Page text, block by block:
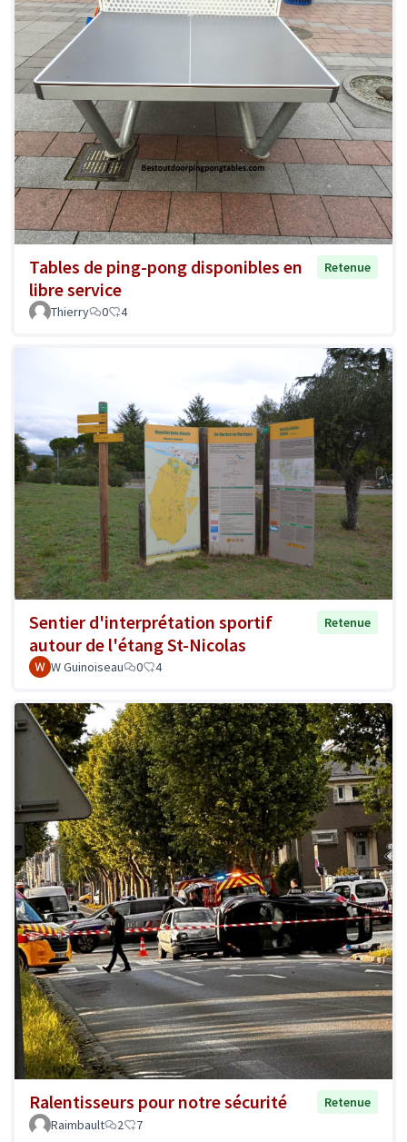
Tables de ping-pong disponibles en
libre service
Retenue
Thierry 0 4
Sentier d'interprétation sportif
autour de l'étang St-Nicolas
Retenue
W Guinoiseau 0 4
Ralentisseurs pour notre sécurité
Retenue
Raimbault
2 7